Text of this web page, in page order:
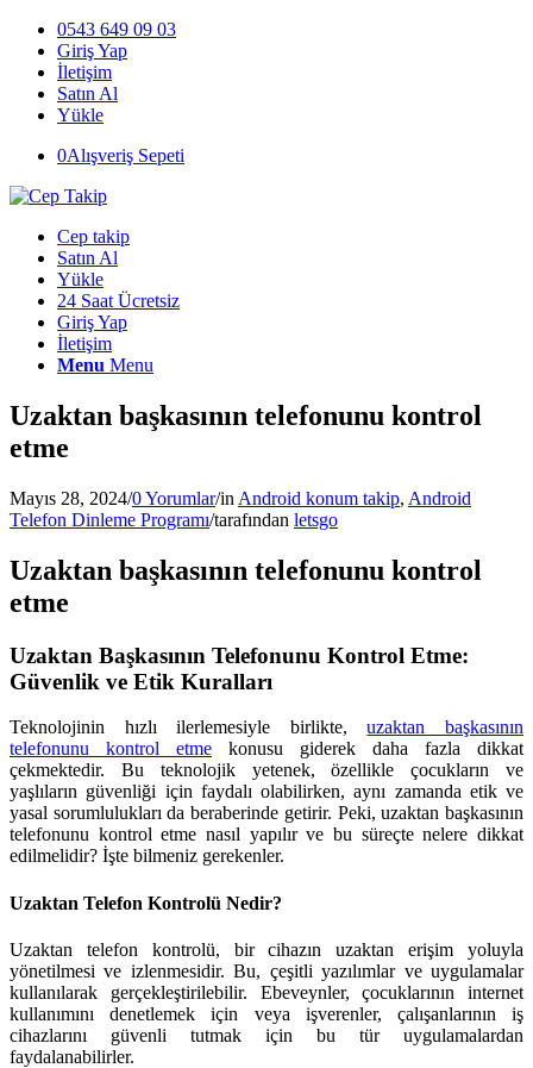
0543 649 09 03
Giriş Yap
İletişim
Satın Al
Yükle
0Alışveriş Sepeti
Cep takip
Satın Al
Yükle
24 Saat Ücretsiz
Giriş Yap
İletişim
Menu Menu
Uzaktan başkasının telefonunu kontrol
etme
Mayıs 28, 2024/0 Yorumlar/in Android konum takip, Android
Telefon Dinleme Programı/tarafından letsgo
Uzaktan başkasının telefonunu kontrol
etme
Uzaktan Başkasının Telefonunu Kontrol Etme:
Güvenlik ve Etik Kuralları
Teknolojinin hızlı ilerlemesiyle birlikte,uzaktan başkasının
telefonunu kontrol etme konusu giderek daha fazla dikkat
çekmektedir. Bu teknolojik yetenek, özellikle çocukların ve
yaşlıların güvenliği için faydalı olabilirken, aynı zamanda etik ve
yasal sorumlulukları da beraberinde getirir. Peki, uzaktan başkasının
telefonunu kontrol etme nasıl yapılır ve bu süreçte nelere dikkat
edilmelidir? İşte bilmeniz gerekenler.
Uzaktan Telefon Kontrolü Nedir?
Uzaktan telefon kontrolü, bir cihazın uzaktan erişim yoluyla
yönetilmesi ve izlenmesidir. Bu, çeşitli yazılımlar ve uygulamalar
kullanılarak gerçekleştirilebilir. Ebeveynler, çocuklarının internet
kullanımını denetlemek için veya işverenler, çalışanlarının iş
cihazlarını güvenli tutmak için bu tür uygulamalardan
faydalanabilirler.